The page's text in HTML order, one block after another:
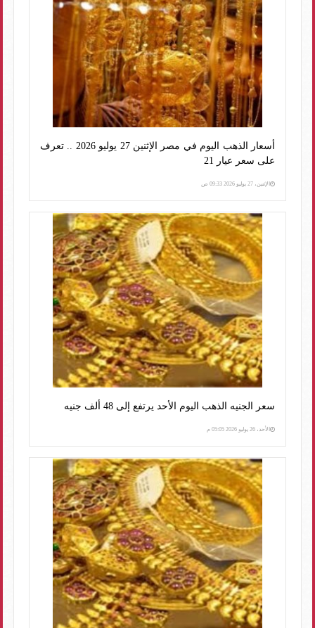
أسعار الذهب اليوم في مصر الإثنين 27 يوليو 2026 .. تعرف
على سعر عيار 21
الإثنين، 27 يوليو 2026 09:33 ص
سعر الجنيه الذهب اليوم الأحد يرتفع إلى 48 ألف جنيه
الأحد، 26 يوليو 2026 05:05 م